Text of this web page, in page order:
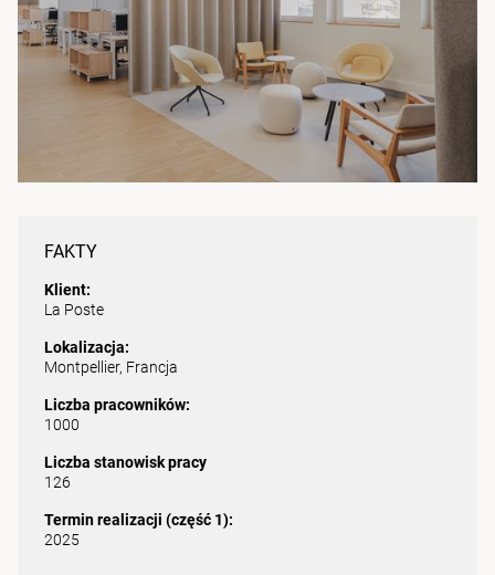
FAKTY
Klient:
La Poste
Lokalizacja:
Montpellier, Francja
Liczba pracowników:
1000
Liczba stanowisk pracy
126
Termin realizacji (część 1):
2025